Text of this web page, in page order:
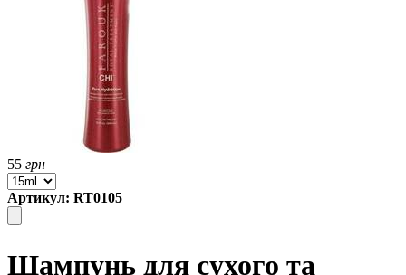
55 грн
Артикул: RT0105
Шампунь для сухого та